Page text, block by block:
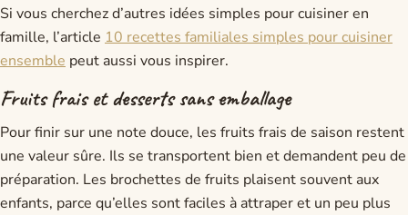
Si vous cherchez d’autres idées simples pour cuisiner en
famille, l’article 10 recettes familiales simples pour cuisiner
ensemble peut aussi vous inspirer.
Fruits frais et desserts sans emballage
Pour finir sur une note douce, les fruits frais de saison restent
une valeur sûre. Ils se transportent bien et demandent peu de
préparation. Les brochettes de fruits plaisent souvent aux
enfants, parce qu’elles sont faciles à attraper et un peu plus